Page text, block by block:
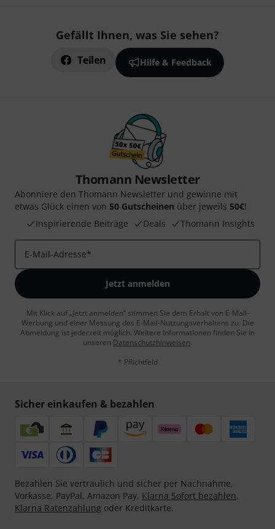
Gefällt Ihnen, was Sie sehen?
Teilen Hilfe & Feedback
Thomann Newsletter
Abonniere den Thomann Newsletter und gewinne mit
etwas Glück einen von 50 Gutscheinen über jeweils 50€!
Inspirierende Beiträge
Deals Thomann Insights
E-Mail-Adresse*
Jetzt anmelden
Mit Klick auf „Jetzt anmelden“ stimmen Sie dem Erhalt von E-Mail-
Werbung und einer Messung des E-Mail-Nutzungsverhaltens zu. Die
Abmeldung ist jederzeit möglich. Weitere Informationen finden Sie in
unseren Datenschutzhinweisen.
* Pflichtfeld
Sicher einkaufen & bezahlen
Bezahlen Sie vertraulich und sicher per Nachnahme,
Vorkasse, PayPal, Amazon Pay, Klarna Sofort bezahlen,
Klarna Ratenzahlung oder Kreditkarte.